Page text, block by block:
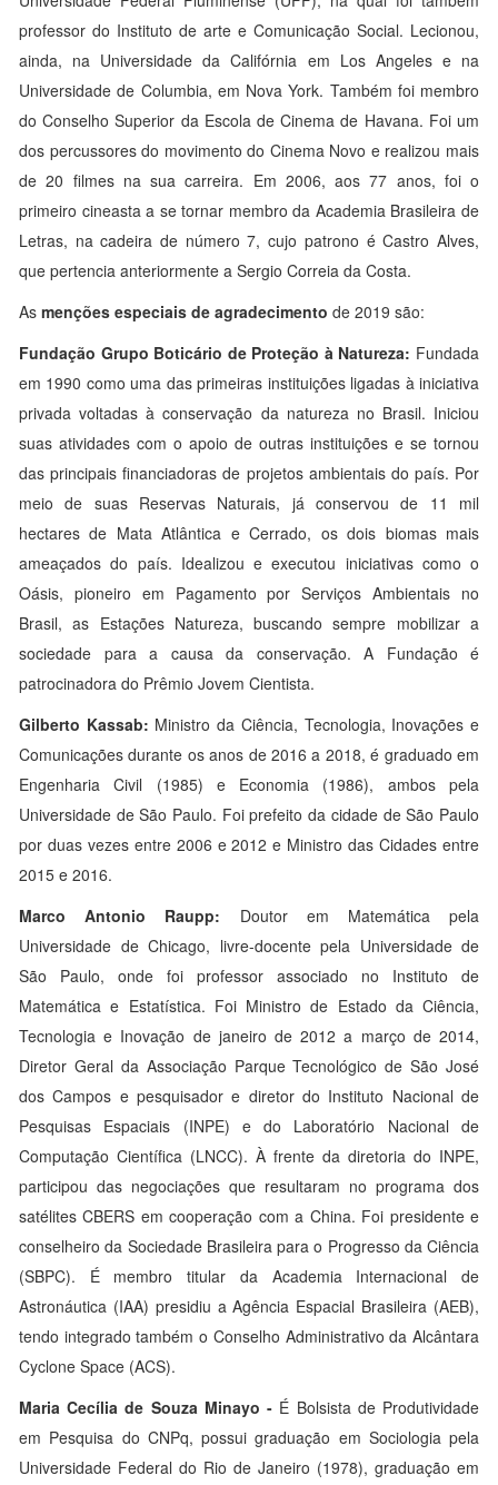
professor do Instituto de arte e Comunicação Social. Lecionou,
ainda, na Universidade da Califórnia em Los Angeles e na
Universidade de Columbia, em Nova York. Também foi membro
do Conselho Superior da Escola de Cinema de Havana. Foi um
dos percussores do movimento do Cinema Novo e realizou mais
de 20 filmes na sua carreira. Em 2006, aos 77 anos, foi o
primeiro cineasta a se tornar membro da Academia Brasileira de
Letras, na cadeira de número 7, cujo patrono é Castro Alves,
que pertencia anteriormente a Sergio Correia da Costa.
As menções especiais de agradecimento de 2019 são:
Fundação Grupo Boticário de Proteção à Natureza: Fundada
em 1990 como uma das primeiras instituições ligadas à iniciativa
privada voltadas à conservação da natureza no Brasil. Iniciou
suas atividades com o apoio de outras instituições e se tornou
das principais financiadoras de projetos ambientais do país. Por
meio de suas Reservas Naturais, já conservou de 11 mil
hectares de Mata Atlântica e Cerrado, os dois biomas mais
ameaçados do país. Idealizou e executou iniciativas como o
Oásis, pioneiro em Pagamento por Serviços Ambientais no
Brasil, as Estações Natureza, buscando sempre mobilizar a
sociedade para a causa da conservação. A Fundação é
patrocinadora do Prêmio Jovem Cientista.
Gilberto Kassab: Ministro da Ciência, Tecnologia, Inovações e
Comunicações durante os anos de 2016 a 2018, é graduado em
Engenharia Civil (1985) e Economia (1986), ambos pela
Universidade de São Paulo. Foi prefeito da cidade de São Paulo
por duas vezes entre 2006 e 2012 e Ministro das Cidades entre
2015 e 2016.
Marco Antonio Raupp: Doutor em Matemática pela
Universidade de Chicago, livre-docente pela Universidade de
São Paulo, onde foi professor associado no Instituto de
Matemática e Estatística. Foi Ministro de Estado da Ciência,
Tecnologia e Inovação de janeiro de 2012 a março de 2014,
Diretor Geral da Associação Parque Tecnológico de São José
dos Campos e pesquisador e diretor do Instituto Nacional de
Pesquisas Espaciais (INPE) e do Laboratório Nacional de
Computação Científica (LNCC). À frente da diretoria do INPE,
participou das negociações que resultaram no programa dos
satélites CBERS em cooperação com a China. Foi presidente e
conselheiro da Sociedade Brasileira para o Progresso da Ciência
(SBPC). É membro titular da Academia Internacional de
Astronáutica (IAA) presidiu a Agência Espacial Brasileira (AEB),
tendo integrado também o Conselho Administrativo da Alcântara
Cyclone Space (ACS).
Maria Cecília de Souza Minayo - É Bolsista de Produtividade
em Pesquisa do CNPq, possui graduação em Sociologia pela
Universidade Federal do Rio de Janeiro (1978), graduação em